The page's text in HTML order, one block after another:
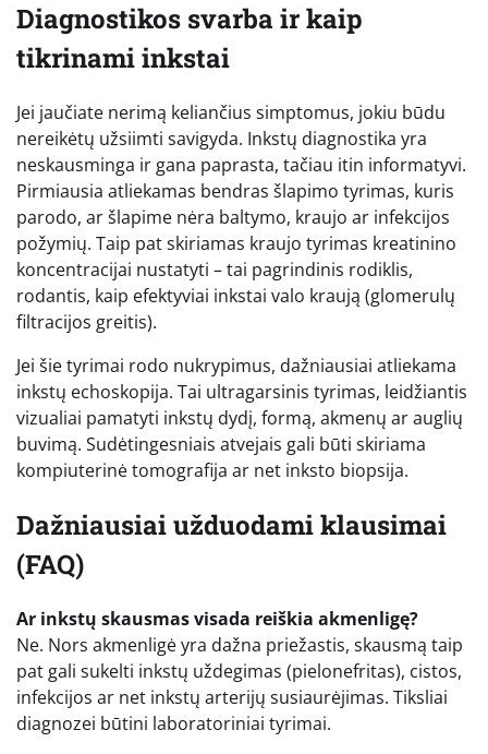
Diagnostikos svarba ir kaip
tikrinami inkstai
Jei jaučiate nerimą keliančius simptomus, jokiu būdu
nereikėtų užsiimti savigyda. Inkstų diagnostika yra
neskausminga ir gana paprasta, tačiau itin informatyvi.
Pirmiausia atliekamas bendras šlapimo tyrimas, kuris
parodo, ar šlapime nėra baltymo, kraujo ar infekcijos
požymių. Taip pat skiriamas kraujo tyrimas kreatinino
koncentracijai nustatyti – tai pagrindinis rodiklis,
rodantis, kaip efektyviai inkstai valo kraują (glomerulų
filtracijos greitis).
Jei šie tyrimai rodo nukrypimus, dažniausiai atliekama
inkstų echoskopija. Tai ultragarsinis tyrimas, leidžiantis
vizualiai pamatyti inkstų dydį, formą, akmenų ar auglių
buvimą. Sudėtingesniais atvejais gali būti skiriama
kompiuterinė tomografija ar net inksto biopsija.
Dažniausiai užduodami klausimai
(FAQ)
Ar inkstų skausmas visada reiškia akmenligę?
Ne. Nors akmenligė yra dažna priežastis, skausmą taip
pat gali sukelti inkstų uždegimas (pielonefritas), cistos,
infekcijos ar net inkstų arterijų susiaurėjimas. Tiksliai
diagnozei būtini laboratoriniai tyrimai.